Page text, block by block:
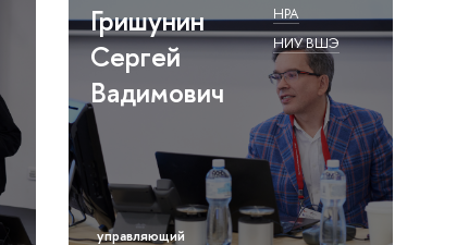
Гришунин
Сергей
Вадимович
НРА
НИУ ВШЭ